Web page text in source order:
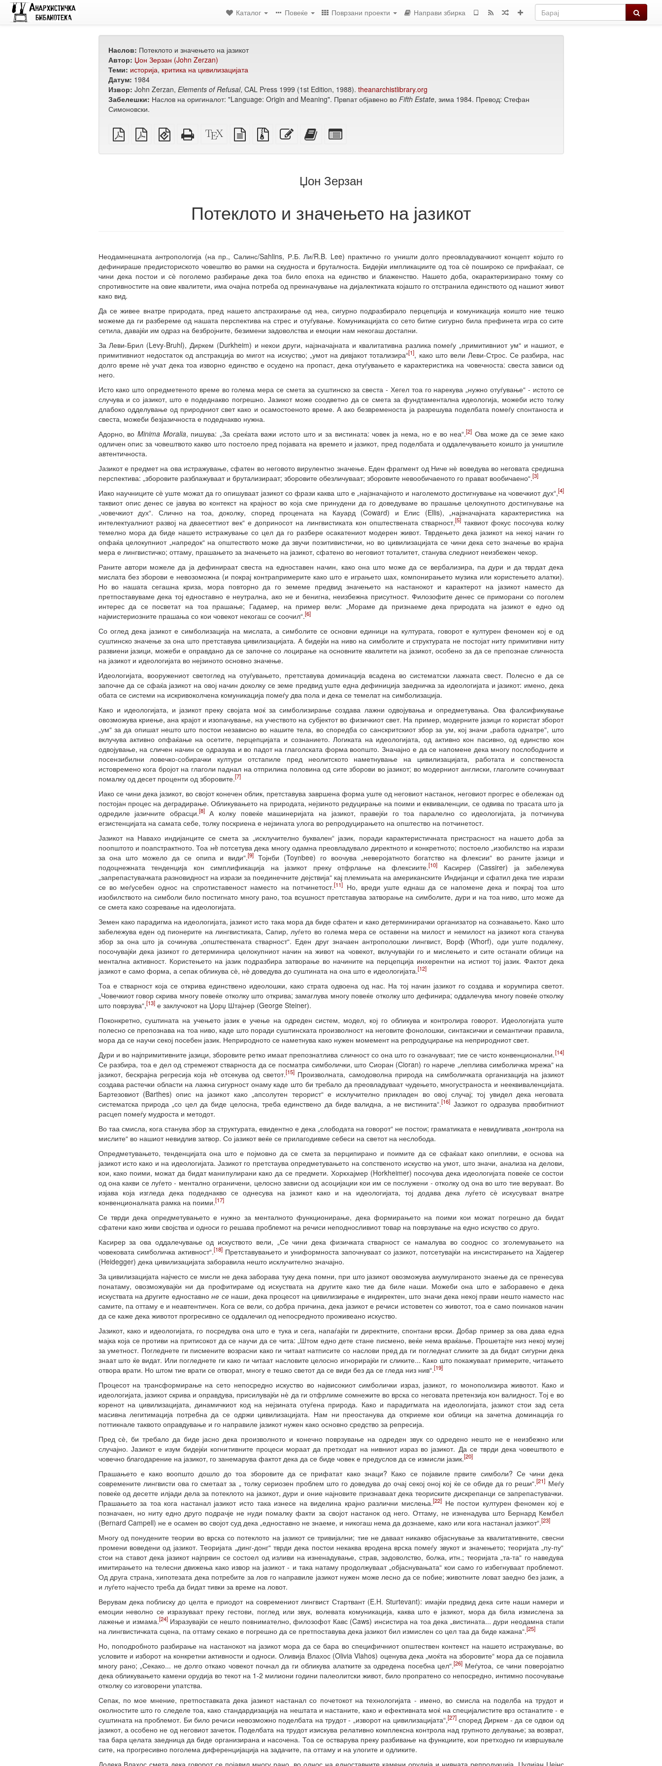
Барај
Каталог Повеќе Поврзани проекти Направи збирка
Наслов: Потеклото и значењето на јазикот
Автор: Џон Зерзан (John Zerzan)
Теми: историја, критика на цивилизацијата
Датум: 1984
Извор: John Zerzan, Elements of Refusal, CAL Press 1999 (1st Edition, 1988). theanarchistlibrary.org
Забелешки: Наслов на оригиналот: "Language: Origin and Meaning". Првпат објавено во Fifth Estate, зима 1984. Превод: Стефан
Симоновски.
обичен
PDF
А4
PDF
EPUB
(за
Целосен
HTML
XeLaTeX
извор
изворот
Изворни
датотеки
Уреди
Додади
збирката
Џон Зерзан
Потеклото и значењето на јазикот
Неодамнешната антропологија (на пр., Салинс/Sahlins, Р.Б. Ли/R.B. Lee) практично го уништи долго преовладувачкиот концепт којшто го
дефинираше предисториското човештво во рамки на скудноста и бруталноста. Бидејќи импликациите од тоа сѐ пошироко се прифаќаат, се
чини дека постои и сѐ поголемо разбирање дека тоа било епоха на единство и блаженство. Нашето доба, окарактеризирано токму со
спротивностите на овие квалитети, има очајна потреба од преиначување на дијалектиката којашто го отстранила единството од нашиот живот
како вид.
Да се живее внатре природата, пред нашето апстрахирање од неа, сигурно подразбирало перцепција и комуникација коишто ние тешко
можеме да ги разбереме од нашата перспектива на стрес и отуѓување. Комуникацијата со сето битие сигурно била префинета игра со сите
сетила, давајќи им одраз на безбројните, безимени задоволства и емоции нам некогаш достапни.
За Леви-Брил (Levy-Bruhl), Диркем (Durkheim) и некои други, најзначајната и квалитативна разлика помеѓу „примитивниот ум“ и нашиот, е
примитивниот недостаток од апстракција во мигот на искуство; „умот на дивјакот тотализира“[1], како што вели Леви-Строс. Се разбира, нас
долго време нѐ учат дека тоа изворно единство е осудено на пропаст, дека отуѓувањето е карактеристика на човечноста: свеста зависи од
него.
Исто како што опредметеното време во голема мера се смета за суштинско за свеста - Хегел тоа го нарекува „нужно отуѓување“ - истото се
случува и со јазикот, што е подеднакво погрешно. Јазикот може соодветно да се смета за фундтаментална идеологија, можеби исто толку
длабоко одделување од природниот свет како и осамостоеното време. А ако безвременоста ја разрешува поделбата помеѓу спонтаноста и
свеста, можеби безјазичноста е подеднакво нужна.
Адорно, во Minima Moralia, пишува: „За среќата важи истото што и за вистината: човек ја нема, но е во неа“.[2] Ова може да се земе како
одличен опис за човештвото какво што постоело пред појавата на времето и јазикот, пред поделбата и оддалечувањето коишто ја уништиле
автентичноста.
Јазикот е предмет на ова истражување, сфатен во неговото вирулентно значење. Еден фрагмент од Ниче нѐ воведува во неговата средишна
перспектива: „зборовите разблажуваат и брутализираат; зборовите обезличуваат; зборовите невообичаеното го прават вообичаено“.[3]
Иако научниците сѐ уште можат да го опишуваат јазикот со фрази каква што е „најзначајното и наголемото достигнување на човечкиот дух“,[4]
таквиот опис денес се јавува во контекст на крајност во која сме принудени да го доведуваме во прашање целокупното достигнување на
„човечкиот дух“. Слично на тоа, доколку, според процената на Кауард (Coward) и Елис (Ellis), „најзначајната карактеристика на
интелектуалниот развој на дваесеттиот век“ е доприносот на лингвистиката кон општествената стварност,[5]таквиот фокус посочува колку
темелно мора да биде нашето истражување со цел да го разбере осакатениот модерен живот. Тврдењето дека јазикот на некој начин го
опфаќа целокупниот „напредок“ на општеството може да звучи позитивистички, но во цивилизацијата се чини дека сето значење во крајна
мера е лингвистичко; оттаму, прашањето за значењето на јазикот, сфатено во неговиот тоталитет, станува следниот неизбежен чекор.
Раните автори можеле да ја дефинираат свеста на едноставен начин, како она што може да се вербализира, па дури и да тврдат дека
мислата без зборови е невозоможна (и покрај контрапримерите како што е играњето шах, компонирањето музика или користењето алатки).
Но во нашата сегашна криза, мора повторно да го земеме предвид значењето на настанокот и карактерот на јазикот наместо да
претпоставуваме дека тој едноставно е неутрална, ако не и бенигна, неизбежна присутност. Филозофите денес се приморани со поголем
интерес да се посветат на тоа прашање; Гадамер, на пример вели: „Мораме да признаеме дека природата на јазикот е едно од
најмистериозните прашања со кои човекот некогаш се соочил“.[6]
Со оглед дека јазикот е симболизација на мислата, а симболите се основни единици на културата, говорот е културен феномен кој е од
суштинско значење за она што претставува цивилизацијата. А бидејќи на ниво на симболите и структурата не постојат ниту примитивни ниту
развиени јазици, можеби е оправдано да се започне со лоцирање на основните квалитети на јазикот, особено за да се препознае сличноста
на јазикот и идеологијата во нејзиното основно значење.
Идеологијата, вооружениот светоглед на отуѓувањето, претставува доминација всадена во систематски лажната свест. Полесно е да се
започне да се сфаќа јазикот на овој начин доколку се земе предвид уште една дефиниција заедничка за идеологијата и јазикот: имено, дека
обата се системи на искривоколчена комуникација помеѓу два пола и дека се темелат на симболизација.
Како и идеологијата, и јазикот преку својата моќ за симболизирање создава лажни одвојувања и опредметувања. Ова фалсификување
овозможува криење, ана крајот и изопачување, на учеството на субјектот во физичкиот свет. На пример, модерните јазици го користат зборот
„ум“ за да опишат нешто што постои независно во нашите тела, во споредба со санскритскиот збор за ум, кој значи „работа однатре“, што
вклучува активно опфаќање на осетите, перцепцијата и сознанието. Логиката на идеологијата, од активно кон пасивно, од единство кон
одвојување, на сличен начин се одразува и во падот на глаголската форма воопшто. Значајно е да се напомене дека многу послободните и
посензибилни ловечко-собирачки култури отстапиле пред неолитското наметнување на цивилизацијата, работата и сопственоста
истовремено кога бројот на глаголи паднал на отприлика половина од сите зборови во јазикот; во модерниот англиски, глаголите сочинуваат
помалку од десет проценти од зборовите.[7]
Иако се чини дека јазикот, во својот конечен облик, претставува завршена форма уште од неговиот настанок, неговиот прогрес е обележан од
постојан процес на деградирање. Обликувањето на природата, нејзиното редуцирање на поими и еквиваленции, се одвива по трасата што ја
одредиле јазичните обрасци.[8]А колку повеќе машинеријата на јазикот, правејќи го тоа паралелно со идеологијата, ја потчинува
егзистенцијата на самата себе, толку поскриена е нејзината улога во репродуцирањето на општество на потчинетост.
Јазикот на Навахо индијанците се смета за „исклучително буквален“ јазик, поради карактеристичната пристрасност на нашето доба за
поопштото и поапстрактното. Тоа нè потсетува дека многу одамна преовладувало директното и конкретното; постоело „изобилство на изрази
за она што можело да се опипа и види“.[9] Тојнби (Toynbee) го воочува „неверојатното богатство на флексии“ во раните јазици и
подоцнежната тенденција кон симплификација на јазикот преку отфрлање на флексиите.[10]
Касирер (Cassirer) ја забележува
„запрепастувачката разновидност на изрази за поединечните дејствија“ кај племињата на американските Индијанци и сфатил дека тие изрази
се во меѓусебен однос на спротиставеност наместо на потчинетост.[11] Но, вреди уште еднаш да се напомене дека и покрај тоа што
изобилството на симболи било постигнато многу рано, тоа всушност претставува затворање на симболите, дури и на тоа ниво, што може да
се смета како созревање на идеологијата.
Земен како парадигма на идеологијата, јазикот исто така мора да биде сфатен и како детерминирачки организатор на сознавањето. Како што
забележува еден од пионерите на лингвистиката, Сапир, луѓето во голема мера се оставени на милост и немилост на јазикот кога станува
збор за она што ја сочинува „општествената стварност“. Еден друг значаен антрополошки лингвист, Ворф (Whorf), оди уште подалеку,
посочувајќи дека јазикот го детерминира целокупниот начин на живот на човекот, вклучувајќи го и мислењето и сите останати облици на
ментална активност. Користењето на јазик подразбира затворање во начините на перцепција инхерентни на истиот тој јазик. Фактот дека
јазикот е само форма, а сепак обликува сѐ, нѐ доведува до суштината на она што е идеологијата.[12]
Тоа е стварност која се открива единствено идеолошки, како страта одвоена од нас. На тој начин јазикот го создава и корумпира светот.
„Човечкиот говор скрива многу повеќе отколку што открива; замаглува многу повеќе отколку што дефинира; оддалечува многу повеќе отколку
што поврзува“,[13]е заклучокот на Џорџ Штајнер (George Steiner).
Поконкретно, суштината на учењето јазик е учење на одреден систем, модел, кој го обликува и контролира говорот. Идеологијата уште
полесно се препознава на тоа ниво, каде што поради суштинската произволност на неговите фонолошки, синтаксички и семантички правила,
мора да се научи секој посебен јазик. Неприродното се наметнува како нужен момемент на репродуцирање на неприродниот свет.
Дури и во најпримитивните јазици, зборовите ретко имаат препознатлива сличност со она што го означуваат; тие се чисто конвенционални.[14]
Се разбира, тоа е дел од стремежот стварноста да се посматра симболички, што Сиоран (Cioran) го нарече „леплива симболичка мрежа“ на
јазикот, бескрајна регресија која нè отсекува од светот.[15]Произволната, самодоволна природа на симболичката организација на јазикот
создава растечки области на лажна сигурност онаму каде што би требало да преовладуваат чудењето, многустраноста и нееквиваленцијата.
Бартезовиот (Barthes) опис на јазикот како „апсолутен терорист“ е исклучително прикладен во овој случај; тој увидел дека неговата
систематска природа „со цел да биде целосна, треба единствено да биде валидна, а не вистинита“.[16] Јазикот го одразува првобитниот
расцеп помеѓу мудроста и методот.
Во таа смисла, кога станува збор за структурата, евидентно е дека „слободата на говорот“ не постои; граматиката е невидливата „контрола на
мислите“ во нашиот невидлив затвор. Со јазикот веќе се прилагодивме себеси на светот на неслобода.
Опредметувањето, тенденцијата она што е појмовно да се смета за перципирано и поимите да се сфаќаат како опипливи, е основа на
јазикот исто како и на идеологијата. Јазикот го претстаува опредметувањето на сопственото искуство на умот, што значи, анализа на делови,
кои, како поими, можат да бидат манипулирани како да се предмети. Хоркхајмер (Horkheimer) посочува дека идеологијата повеќе се состои
од она какви се луѓето - ментално ограничени, целосно зависни од асоцијации кои им се послужени - отколку од она во што тие веруваат. Во
изјава која изгледа дека подеднакво се однесува на јазикот како и на идеологијата, тој додава дека луѓето сѐ искусуваат внатре
конвенционалната рамка на поими.[17]
Се тврди дека опредметувањето е нужно за менталното функционирање, дека формирањето на поими кои можат погрешно да бидат
сфатени како живи својства и односи го решава проблемот на речиси неподносливиот товар на поврзување на едно искуство со друго.
Касирер за ова оддалечување од искуството вели, „Се чини дека физичката стварност се намалува во сооднос со зголемувањето на
човековата симболичка активност“.[18]Претставувањето и униформноста започнуваат со јазикот, потсетувајќи на инсистирањето на Хајдегер
(Heidegger) дека цивилизацијата заборавила нешто исклучително значајно.
За цивилизацијата најчесто се мисли не дека заборава туку дека помни, при што јазикот овозможува акумулираното знаење да се пренесува
понатаму, овозможувајќи ни да профитираме од искуствата на другите како тие да биле наши. Можеби она што е заборавено е дека
искуствата на другите едноставноне сенаши, дека процесот на цивилизирање е индиректен, што значи дека некој прави нешто наместо нас
самите, па оттаму е и неавтентичен. Кога се вели, со добра причина, дека јазикот е речиси истоветен со животот, тоа е само поинаков начин
да се каже дека животот прогресивно се оддалечил од непосредното проживеано искуство.
Јазикот, како и идеологијата, го посредува она што е тука и сега, напаѓајќи ги директните, спонтани врски. Добар пример за ова дава една
мајка која се противи на притисокот да се научи да се чита: „Штом едно дете стане писмено, веќе нема враќање. Прошетајте низ некој музеј
за уметност. Погледнете ги писмените возрасни како ги читаат натписите со наслови пред да ги погледнат сликите за да бидат сигурни дека
знаат што ќе видат. Или погледнете ги како ги читаат насловите целосно игнорирајќи ги сликите... Како што покажуваат примерите, читањето
отвора врати. Но штом тие врати се отворат, многу е тешко светот да се види без да се гледа низ нив“.[19]
Процесот на трансформирање на сето непосредно искуство во највисокиот симболички израз, јазикот, го монополизира животот. Како и
идеологијата, јазикот скрива и оправдува, присилувајќи нѐ да ги отфрлиме сомнежите во врска со неговата претензија кон валидност. Тој е во
коренот на цивилизацијата, динамичкиот код на нејзината отуѓена природа. Како и парадигмата на идеологијата, јазикот стои зад сета
масивна легитимација потребна да се одржи цивилизацијата. Нам ни преостанува да откриеме кои облици на зачетна доминација го
поттикнале таквото оправдување и го направиле јазикот нужен како основно средство за репресија.
Пред сѐ, би требало да биде јасно дека произволното и конечно поврзување на одреден звук со одредено нешто не е неизбежно или
случајно. Јазикот е изум бидејќи когнитивните процеси мораат да претходат на нивниот израз во јазикот. Да се тврди дека човештвото е
човечно благодарение на јазикот, го занемарува фактот дека да се биде човек е предуслов да се измисли јазик.[20]
Прашањето е како воопшто дошло до тоа зборовите да се прифатат како знаци? Како се појавиле првите симболи? Се чини дека
современите лингвисти ова го сметаат за „ толку сериозен проблем што го доведува до очај секој оној кој ќе се обиде да го реши“.[21] Меѓу
повеќе од десетте илјади дела за потеклото на јазикот, дури и оние најновите признаваат дека теориските дискрепанци се запрепастувачки.
Прашањето за тоа кога настанал јазикот исто така изнесе на виделина крајно различни мислења.[22] Не постои културен феномен кој е
позначаен, но ниту едно друго подрачје не нуди помалку факти за својот настанок од него. Оттаму, не изненадува што Бернард Кембел
(Bernard Campell) не е осамен во својот суд дека „едноставно не знаеме, и никогаш нема да дознаеме, како или кога настанал јазикот“.[23]
Многу од понудените теории во врска со потеклото на јазикот се тривијални; тие не даваат никакво објаснување за квалитативните, свесни
промени воведени од јазикот. Теоријата „динг-донг“ тврди дека постои некаква вродена врска помеѓу звукот и значењето; теоријата „пу-пу“
стои на ставот дека јазикот најпрвин се состоел од изливи на изненадување, страв, задоволство, болка, итн.; теоријата „та-та“ го наведува
имитирањето на телесни движења како извор на јазикот - и така натаму продолжуваат „објаснувањата“ кои само го избегнуваат проблемот.
Од друга страна, хипотезата дека потребите за лов го направиле јазикот нужен може лесно да се побие; животните ловат заедно без јазик, а
и луѓето најчесто треба да бидат тивки за време на ловот.
Верувам дека поблиску до целта е приодот на современиот лингвист Стартвант (E.H. Sturtevant): имајќи предвид дека сите наши намери и
емоции неволно се изразуваат преку гестови, поглед или звук, волевата комуникација, каква што е јазикот, мора да била измислена за
лажење и измама.[24]Изразувајќи се нешто повнимателно, филозофот Кавс (Caws) инсистира на тоа дека „вистината... дури неодамна стапи
на лингвистичката сцена, па оттаму секако е погрешно да се претпоставува дека јазикот бил измислен со цел таа да биде кажана“.[25]
Но, поподробното разбирање на настанокот на јазикот мора да се бара во специфичниот општествен контекст на нашето истражување, во
условите и изборот на конкретни активности и односи. Оливија Влахос (Olivia Vlahos) оценува дека „моќта на зборовите“ мора да се појавила
многу рано; „Секако... не долго откако човекот почнал да ги обликува алатките за одредена посебна цел“.[26] Меѓутоа, се чини поверојатно
дека обликувањето камени орудија во текот на 1-2 милиони години палеолитски живот, било пропратено со непосредно, интимно посочување
отколку со изговорени упатства.
Сепак, по мое мнение, претпоставката дека јазикот настанал со почетокот на технологијата - имено, во смисла на поделба на трудот и
околностите што го следеле тоа, како стандардизација на нештата и настаните, како и ефективната моќ на специјалистите врз останатите - е
суштината на проблемот. Би било речиси невозможно поделбата на трудот - „изворот на цивилизацијата“,[27]според Диркем - да се одвои од
јазикот, а особено не од неговиот зачеток. Поделбата на трудот изискува релативно комплексна контрола над групното делување; за возврат,
таа бара целата заедница да биде организирана и насочена. Тоа се остварува преку разбивање на функциите, кои претходно ги извршувале
сите, на прогресивно поголема диференцијација на задачите, па оттаму и на улогите и одликите.